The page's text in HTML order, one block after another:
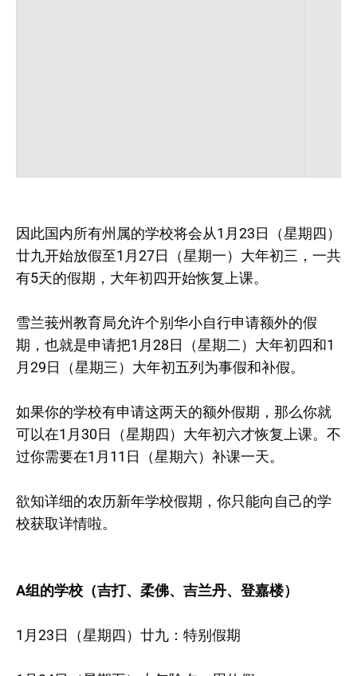
因此国内所有州属的学校将会从1月23日（星期四）
廿九开始放假至1月27日（星期一）大年初三，一共
有5天的假期，大年初四开始恢复上课。
雪兰莪州教育局允许个别华小自行申请额外的假
期，也就是申请把1月28日（星期二）大年初四和1
月29日（星期三）大年初五列为事假和补假。
如果你的学校有申请这两天的额外假期，那么你就
可以在1月30日（星期四）大年初六才恢复上课。不
过你需要在1月11日（星期六）补课一天。
欲知详细的农历新年学校假期，你只能向自己的学
校获取详情啦。
A组的学校（吉打、柔佛、吉兰丹、登嘉楼）
1月23日（星期四）廿九：特别假期